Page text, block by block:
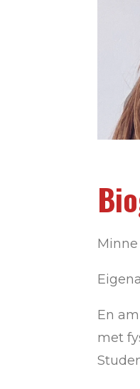
Minne
En
met